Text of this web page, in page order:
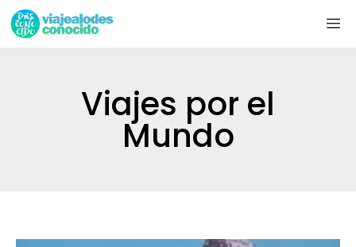
Viajes por el
Mundo